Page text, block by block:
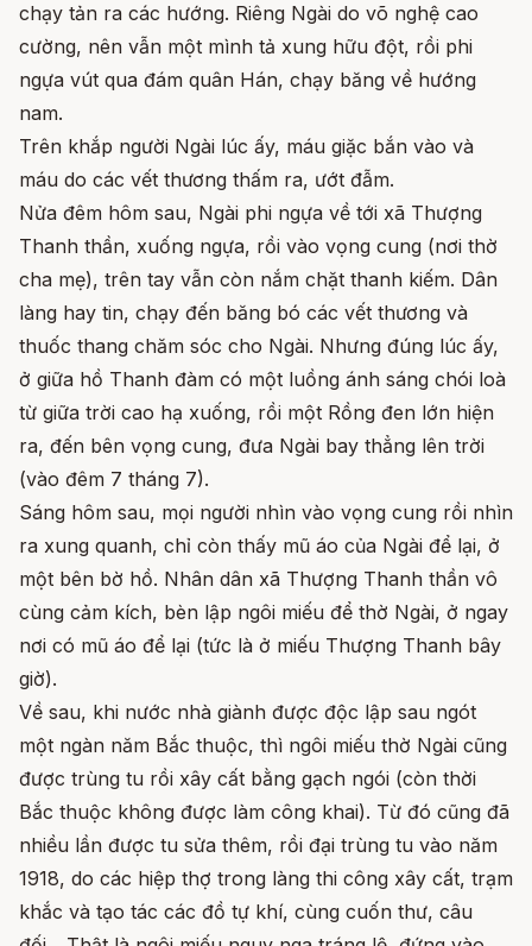
chạy tản ra các hướng. Riêng Ngài do võ nghệ cao
cường, nên vẫn một mình tả xung hữu đột, rồi phi
ngựa vút qua đám quân Hán, chạy băng về hướng
nam.
Trên khắp người Ngài lúc ấy, máu giặc bắn vào và
máu do các vết thương thấm ra, ướt đẫm.
Nửa đêm hôm sau, Ngài phi ngựa về tới xã Thượng
Thanh thần, xuống ngựa, rồi vào vọng cung (nơi thờ
cha mẹ), trên tay vẫn còn nắm chặt thanh kiếm. Dân
làng hay tin, chạy đến băng bó các vết thương và
thuốc thang chăm sóc cho Ngài. Nhưng đúng lúc ấy,
ở giữa hồ Thanh đàm có một luồng ánh sáng chói loà
từ giữa trời cao hạ xuống, rồi một Rồng đen lớn hiện
ra, đến bên vọng cung, đưa Ngài bay thẳng lên trời
(vào đêm 7 tháng 7).
Sáng hôm sau, mọi người nhìn vào vọng cung rồi nhìn
ra xung quanh, chỉ còn thấy mũ áo của Ngài để lại, ở
một bên bờ hồ. Nhân dân xã Thượng Thanh thần vô
cùng cảm kích, bèn lập ngôi miếu để thờ Ngài, ở ngay
nơi có mũ áo để lại (tức là ở miếu Thượng Thanh bây
giờ).
Về sau, khi nước nhà giành được độc lập sau ngót
một ngàn năm Bắc thuộc, thì ngôi miếu thờ Ngài cũng
được trùng tu rồi xây cất bằng gạch ngói (còn thời
Bắc thuộc không được làm công khai). Từ đó cũng đã
nhiều lần được tu sửa thêm, rồi đại trùng tu vào năm
1918, do các hiệp thợ trong làng thi công xây cất, trạm
khắc và tạo tác các đồ tự khí, cùng cuốn thư, câu